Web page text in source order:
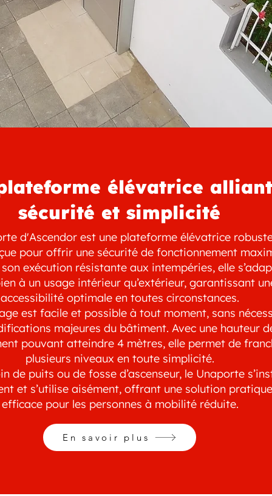
élévatrice alliant
sécurité et simplicité
d'Ascendor est une plateforme élévatrice
pour offrir une sécurité de fonctionnement
exécution résistante aux intempéries, elle
à un usage intérieur qu’extérieur, garantissant
accessibilité optimale en toutes circonstances.
est facile et possible à tout moment, sans
majeures du bâtiment. Avec une hauteur
pouvant atteindre 4 mètres, elle permet de
plusieurs niveaux en toute simplicité.
de puits ou de fosse d’ascenseur, le Unaporte
et s’utilise aisément, offrant une solution
efficace pour les personnes à mobilité réduite.
En savoir plus